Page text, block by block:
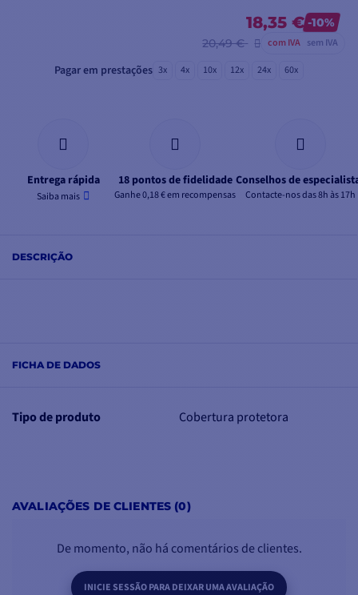
18,35 € -10%
20,49 €
com IVA sem IVA
Pagar em prestações 3x 4x 10x 12x 24x 60x
Entrega rápida
Saiba mais
18 pontos de fidelidade
Ganhe 0,18 € em recompensas
Conselhos de
Contacte-nos das 8h às 17h
FICHA DE DADOS
Tipo de produto Cobertura protetora
DESCRIÇÃO
AVALIAÇÕES DE CLIENTES (0)
De momento, não há comentários de clientes.
INICIE SESSÃO PARA DEIXAR UMA AVALIAÇÃO